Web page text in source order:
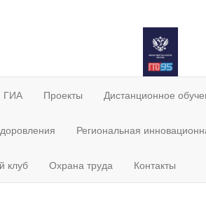
ГИА Проекты Дистанционное
Региональная
клуб Охрана труда Контакты